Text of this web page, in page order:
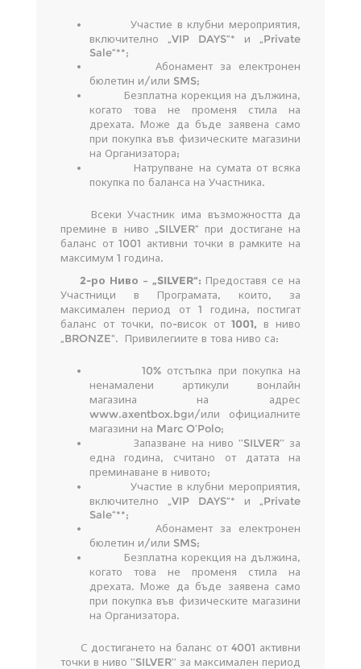
Участие в клубни мероприятия,
включително „VIP DAYS“* и „Private
Sale“**;
Абонамент за електронен
бюлетин и/или SMS;
Безплатна корекция на дължина,
когато това не променя стила на
дрехата. Може да бъде заявена само
при покупка във физическите магазини
на Организатора;
Натрупване на сумата от всяка
покупка по баланса на Участника.
Всеки Участник има възможността да
премине в ниво „SILVER“ при достигане на
баланс от 1001 активни точки в рамките на
максимум 1 година.
2-ро Ниво – „SILVER“: Предоставя се на
Участници в Програмата, които, за
максимален период от 1 година, постигат
баланс от точки, по-висок от1001, в ниво
„BRONZE“. Привилегиите в това ниво са:
10% отстъпка при покупка на
ненамалени артикули вонлайн
магазина на адрес
www.axentbox.bgи/или официалните
магазини на Marc O’Polo;
Запазване на ниво ‘’SILVER’’ за
една година, считано от датата на
преминаване в нивото;
Участие в клубни мероприятия,
включително „VIP DAYS“* и „Private
Sale“**;
Абонамент за електронен
бюлетин и/или SMS;
Безплатна корекция на дължина,
когато това не променя стила на
дрехата. Може да бъде заявена само
при покупка във физическите магазини
на Организатора.
С достигането на баланс от 4001 активни
точки в ниво ‘’SILVER’’ за максимален период